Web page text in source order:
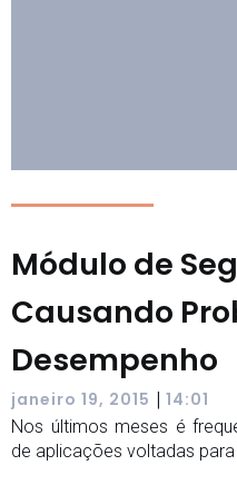
Módulo de
Causando
Desempenho
janeiro 19, 2015 | 14:01
Nos últimos meses é
de aplicações voltadas